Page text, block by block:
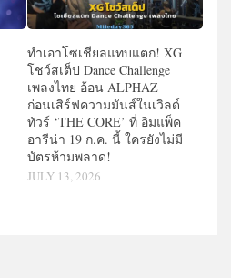
ทำเอาโซเชียลแทบแตก! XG
โชว์สเต็ป Dance Challenge
เพลงไทย อ้อน ALPHAZ
ก่อนเสิร์ฟความมันส์ในเวิลด์
ทัวร์ ‘THE CORE’ ที่ อิมแพ็ค
อารีน่า 19 ก.ค. นี้ ใครยังไม่มี
บัตรห้ามพลาด!
JULY 13, 2026